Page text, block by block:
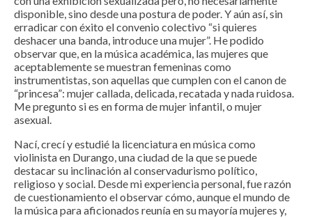
disponible, sino desde una postura de poder. Y aún así, sin
erradicar con éxito el convenio colectivo “si quieres
deshacer una banda, introduce una mujer”. He podido
observar que, en la música académica, las mujeres que
aceptablemente se muestran femeninas como
instrumentistas, son aquellas que cumplen con el canon de
“princesa”: mujer callada, delicada, recatada y nada ruidosa.
Me pregunto si es en forma de mujer infantil, o mujer
asexual.
Nací, crecí y estudié la licenciatura en música como
violinista en Durango, una ciudad de la que se puede
destacar su inclinación al conservadurismo político,
religioso y social. Desde mi experiencia personal, fue razón
de cuestionamiento el observar cómo, aunque el mundo de
la música para aficionados reunía en su mayoría mujeres y,